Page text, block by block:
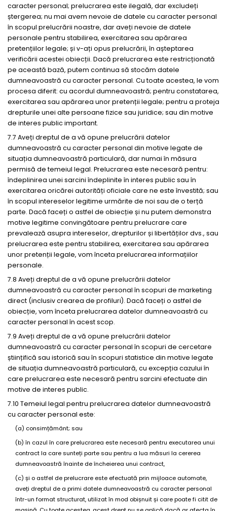
caracter personal; prelucrarea este ilegală, dar excludeți
ștergerea; nu mai avem nevoie de datele cu caracter personal
în scopul prelucrării noastre, dar aveți nevoie de datele
personale pentru stabilirea, exercitarea sau apărarea
pretențiilor legale; și v-ați opus prelucrării, în așteptarea
verificării acestei obiecții. Dacă prelucrarea este restricționată
pe această bază, putem continua să stocăm datele
dumneavoastră cu caracter personal. Cu toate acestea, le vom
procesa diferit: cu acordul dumneavoastră; pentru constatarea,
exercitarea sau apărarea unor pretenții legale; pentru a proteja
drepturile unei alte persoane fizice sau juridice; sau din motive
de interes public important.
7.7 Aveți dreptul de a vă opune prelucrării datelor
dumneavoastră cu caracter personal din motive legate de
situația dumneavoastră particulară, dar numai în măsura
permisă de temeiul legal. Prelucrarea este necesară pentru:
îndeplinirea unei sarcini îndeplinite în interes public sau în
exercitarea oricărei autorități oficiale care ne este învestită; sau
în scopul intereselor legitime urmărite de noi sau de o terță
parte. Dacă faceți o astfel de obiecție și nu putem demonstra
motive legitime convingătoare pentru prelucrare care
prevalează asupra intereselor, drepturilor și libertăților dvs., sau
prelucrarea este pentru stabilirea, exercitarea sau apărarea
unor pretenții legale, vom înceta prelucrarea informațiilor
personale.
7.8 Aveți dreptul de a vă opune prelucrării datelor
dumneavoastră cu caracter personal în scopuri de marketing
direct (inclusiv crearea de profiluri). Dacă faceți o astfel de
obiecție, vom înceta prelucrarea datelor dumneavoastră cu
caracter personal în acest scop.
7.9 Aveți dreptul de a vă opune prelucrării datelor
dumneavoastră cu caracter personal în scopuri de cercetare
științifică sau istorică sau în scopuri statistice din motive legate
de situația dumneavoastră particulară, cu excepția cazului în
care prelucrarea este necesară pentru sarcini efectuate din
motive de interes public.
7.10 Temeiul legal pentru prelucrarea datelor dumneavoastră
cu caracter personal este:
(a) consimțământ; sau
(b) în cazul în care prelucrarea este necesară pentru executarea unui
contract la care sunteți parte sau pentru a lua măsuri la cererea
dumneavoastră înainte de încheierea unui contract,
(c) și o astfel de prelucrare este efectuată prin mijloace automate,
aveți dreptul de a primi datele dumneavoastră cu caracter personal
într-un format structurat, utilizat în mod obișnuit și care poate fi citit de